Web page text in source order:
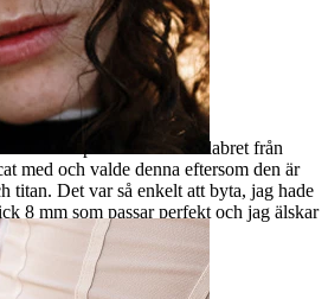
storleken på min vertikala labret från
med och valde denna eftersom den är
titan. Det var så enkelt att byta, jag hade
8 mm som passar perfekt och jag älskar
mot min läpp.